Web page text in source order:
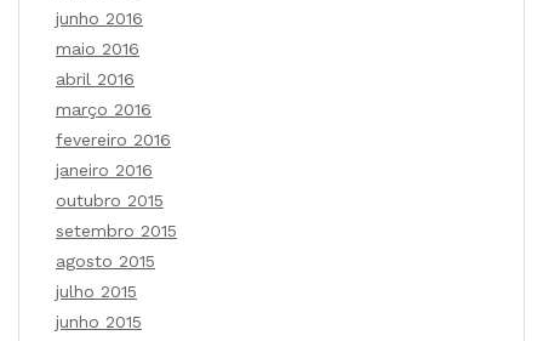
junho 2016
maio 2016
abril 2016
março 2016
fevereiro 2016
janeiro 2016
outubro 2015
setembro 2015
agosto 2015
julho 2015
junho 2015